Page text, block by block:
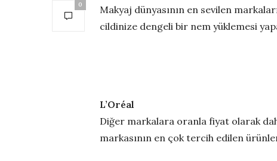
0
Makyaj dünyasının en sevilen
cildinize dengeli bir nem yüklemesi
L’Oréal
Diğer markalara oranla fiyat olarak
markasının en çok tercih edilen